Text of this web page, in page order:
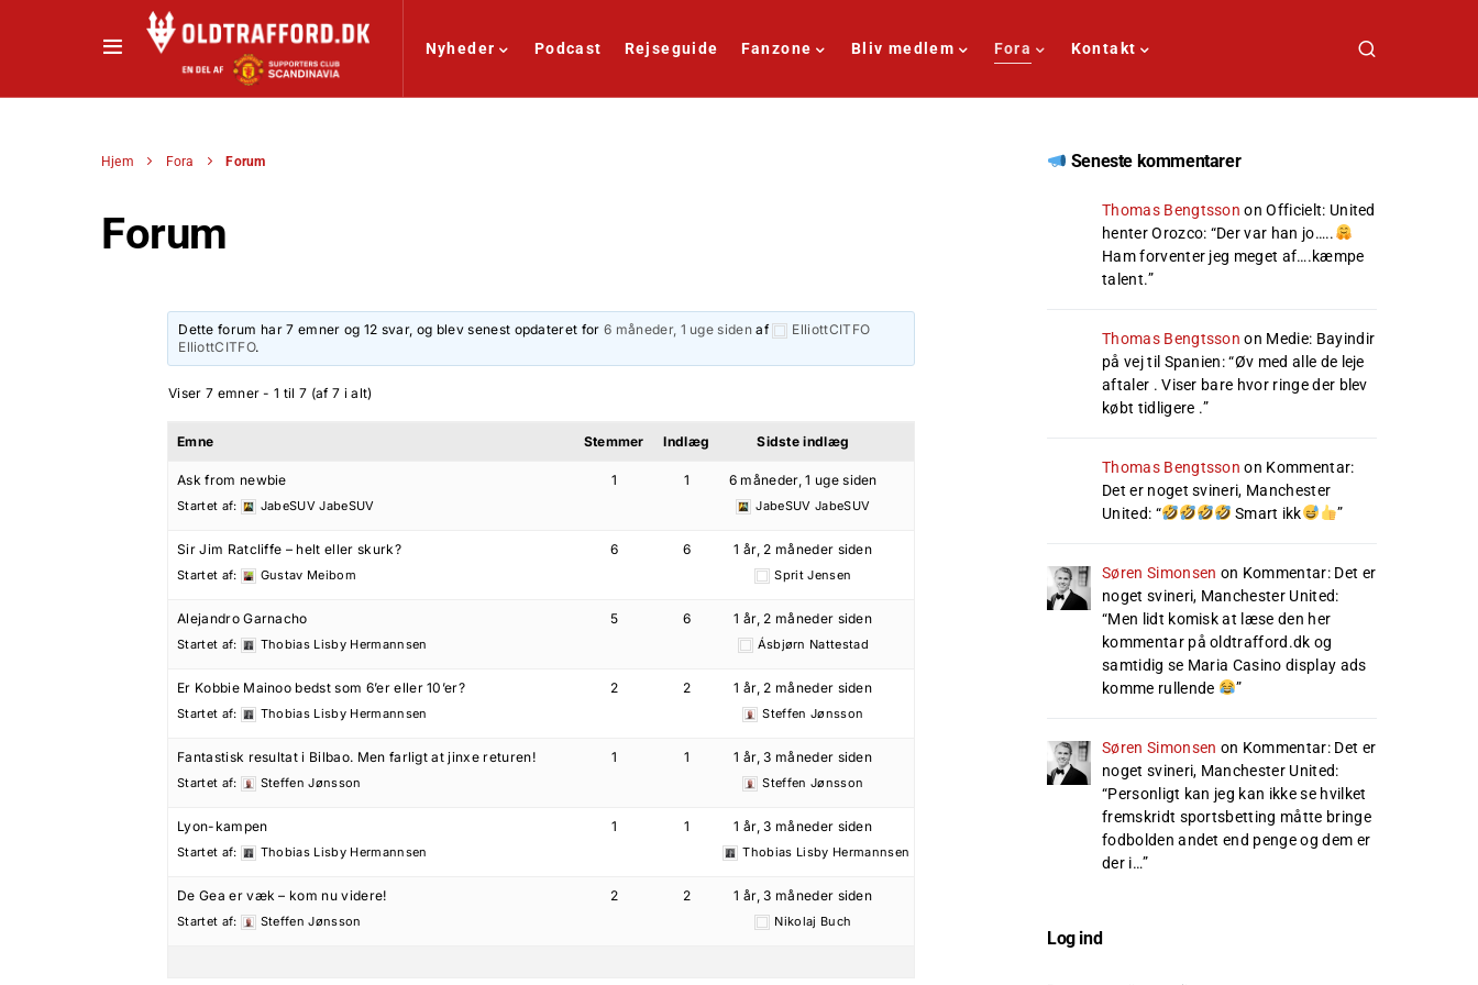
Nyheder Podcast Rejseguide Fanzone Bliv medlem Fora Kontakt
Hjem Fora Forum
Forum
Dette forum har 7 emner og 12 svar, og blev senest opdateret for 6 måneder, 1 uge siden af
ElliottCITFO
ElliottCITFO.
Viser 7 emner - 1 til 7 (af 7 i alt)
Emne Stemmer Indlæg Sidste indlæg
Ask from newbie
Startet af: JabeSUV JabeSUV
1 1 6 måneder, 1 uge siden
JabeSUV JabeSUV
Sir Jim Ratcliffe – helt eller skurk?
Startet af: Gustav Meibom
6 6 1 år, 2 måneder siden
Sprit Jensen
Alejandro Garnacho
Startet af: Thobias Lisby Hermannsen
5 6 1 år, 2 måneder siden
Ásbjørn Nattestad
Er Kobbie Mainoo bedst som 6’er eller 10’er?
Startet af: Thobias Lisby Hermannsen
2 2 1 år, 2 måneder siden
Steffen Jønsson
Fantastisk resultat i Bilbao. Men farligt at jinxe returen!
Startet af: Steffen Jønsson
1 1 1 år, 3 måneder siden
Steffen Jønsson
Lyon-kampen
Startet af: Thobias Lisby Hermannsen
1 1 1 år, 3 måneder siden
Thobias Lisby Hermannsen
De Gea er væk – kom nu videre!
Startet af: Steffen Jønsson
2 2 1 år, 3 måneder siden
Nikolaj Buch
Seneste kommentarer
Thomas Bengtsson onOfficielt: United
henter Orozco: “Der var han jo…..
Ham forventer jeg meget af….kæmpe
talent.”
Thomas Bengtsson on Medie: Bayindir
på vej til Spanien: “Øv med alle de leje
aftaler . Viser bare hvor ringe der blev
købt tidligere .”
Thomas Bengtsson on Kommentar:
Det er noget svineri, Manchester
United: “ Smart ikk ”
Søren Simonsen on Kommentar: Det er
noget svineri, Manchester United:
“Men lidt komisk at læse den her
kommentar på oldtrafford.dk og
samtidig se Maria Casino display ads
komme rullende
”
Søren Simonsen on Kommentar: Det er
noget svineri, Manchester United:
“Personligt kan jeg kan ikke se hvilket
fremskridt sportsbetting måtte bringe
fodbolden andet end penge og dem er
der i…”
Log ind